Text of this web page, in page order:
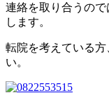
連絡を取り合うの
します。
転院を考えている
い。